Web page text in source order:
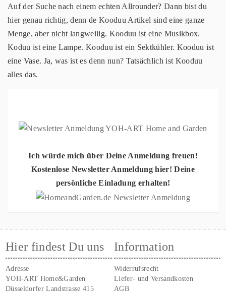
Auf der Suche nach einem echten Allrounder? Dann bist du
hier genau richtig, denn de Kooduu Artikel sind eine ganze
Menge, aber nicht langweilig. Kooduu ist eine Musikbox.
Koduu ist eine Lampe. Kooduu ist ein Sektkühler. Kooduu ist
eine Vase. Ja, was ist es denn nun? Tatsächlich ist Kooduu
alles das.
Ich würde mich über Deine Anmeldung freuen!
Kostenlose Newsletter Anmeldung hier! Deine
persönliche Einladung erhalten!
Hier findest Du uns
Adresse
YOH-ART Home&Garden
Düsseldorfer Landstrasse 415
Information
Widerrufsrecht
Liefer- und Versandkosten
AGB